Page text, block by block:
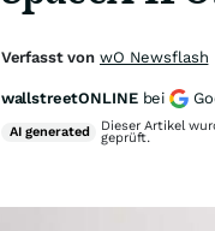
Verfasst von wO Newsflash
wallstreetONLINE bei
AIgenerated Dieser Artikel
geprüft.